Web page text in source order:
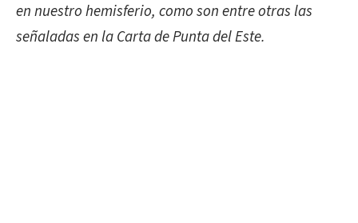
en nuestro hemisferio, como son entre otras las
señaladas en la Carta de Punta del Este.